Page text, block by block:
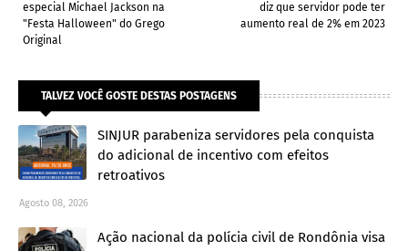
diz que servidor pode ter
aumento real de 2% em 2023
especial Michael Jackson na
"Festa Halloween" do Grego
Original
TALVEZ VOCÊ GOSTE DESTAS POSTAGENS
SINJUR parabeniza servidores pela conquista
do adicional de incentivo com efeitos
retroativos
Agosto 08, 2026
Ação nacional da polícia civil de Rondônia visa